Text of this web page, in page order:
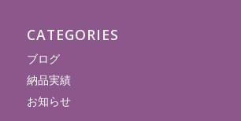
CATEGORIES
ブログ
納品実績
お知らせ